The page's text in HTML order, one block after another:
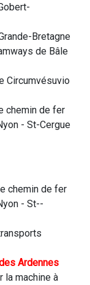
Bretagne
de Bâle
Circumvésuvio
chemin de fer
- St-Cergue
chemin de fer
- St--
Ardennes
la machine à